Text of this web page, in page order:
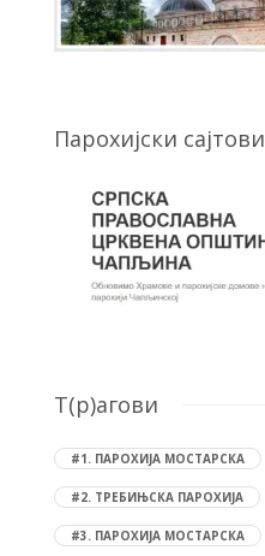
Парохијски сајтови
T(р)агови
#1. ПАРОХИЈА МОСТАРСКА
#2. ТРЕБИЊСКА ПАРОХИЈА
#3. ПАРОХИЈА МОСТАРСКА